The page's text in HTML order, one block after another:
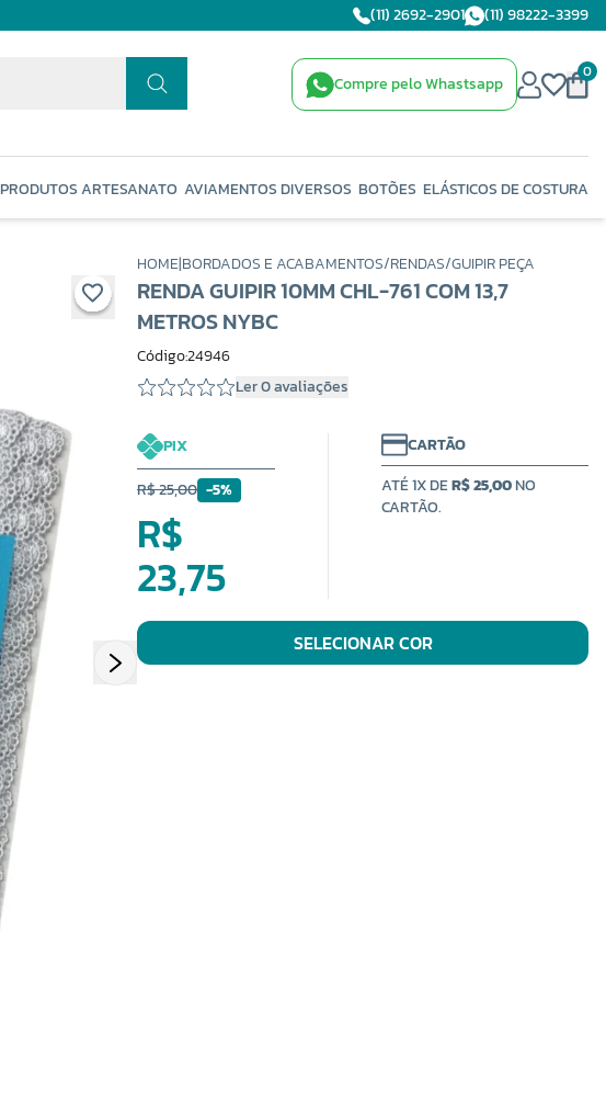
(11) 2692-2901 (11) 98222-3399
Compre pelo Whastsapp
0
PRODUTOS ARTESANATO AVIAMENTOS DIVERSOS BOTÕES ELÁSTICOS DE COSTURA
HOME|BORDADOS E ACABAMENTOS/RENDAS/GUIPIR PEÇA
RENDA GUIPIR 10MM CHL-761 COM 13,7
METROS NYBC
Código:24946
Ler 0 avaliações
PIX
R$ 25,00 -5%
R$
23,75
CARTÃO
ATÉ 1X DER$ 25,00NO
CARTÃO.
SELECIONAR COR